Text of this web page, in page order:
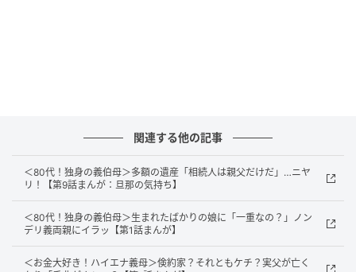
離婚を宣言する数日前、私はモモにも話をしました。
もうじき結婚するモモは「一緒に暮らそう」と言って
くれました。けれど私は誰にも頼らず、自分の力で新
たな道を歩み出したかったのです。立派な生き方をし
関連する他の記事
＜80代！独身の義伯母＞多額の遺産「相続人は親父だけだ」…ニヤ
リ！【第9話まんが：旦那の気持ち】
＜80代！独身の義伯母＞生まれたばかりの娘に「一重なの？」ノン
デリ義両親にイラッ【第1話まんが】
＜お金大好き！ハイエナ義母＞倹約家？それともケチ？実父が亡く